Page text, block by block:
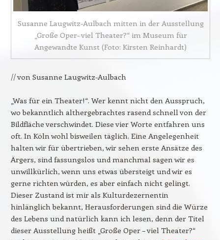
Susanne Laugwitz-Aulbach mitten in der Ausstellung
„Große Oper- viel Theater?“ im Museum für
Angewandte Kunst (Foto: Kirsten Reinhardt)
// von Susanne Laugwitz-Aulbach
„Was für ein Theater!“. Wer kennt nicht den Ausspruch,
wo bekanntlich althergebrachtes rasend schnell von der
Bildfläche verschwindet. Diese vier Worte entfahren uns
oft. In Köln wohl bisweilen täglich. Eine Angelegenheit
halten wir für übertrieben, wir sehen erste Ansätze des
Ärgers, sind fassungslos und manchmal sagen wir es
unwillkürlich, wenn uns etwas übersteigt und wir es
gerne richten würden, es aber einfach nicht gelingt.
Dieser Zustand ist mir als Kulturdezernentin
hinlänglich bekannt, Herausforderungen sind die Würze
des Lebens und natürlich kann ich lesen, denn der Titel
dieser Ausstellung heißt „Große Oper – viel Theater?“